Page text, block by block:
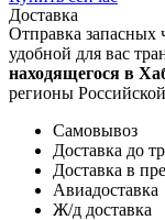
Доставка
Отправка запасных
удобной для вас
находящегося в
регионы
Самовывоз
Доставка до
Доставка в
Авиадоставка
Ж/д доставка